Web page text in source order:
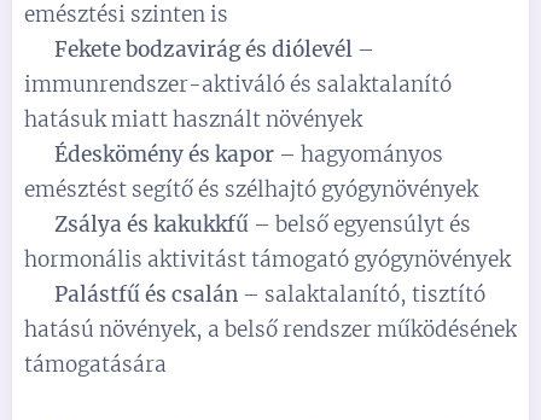
emésztési szinten is
Fekete bodzavirág és diólevél –
immunrendszer-aktiváló és salaktalanító
hatásuk miatt használt növények
Édeskömény és kapor – hagyományos
emésztést segítő és szélhajtó gyógynövények
Zsálya és kakukkfű – belső egyensúlyt és
hormonális aktivitást támogató gyógynövények
Palástfű és csalán – salaktalanító, tisztító
hatású növények, a belső rendszer működésének
támogatására